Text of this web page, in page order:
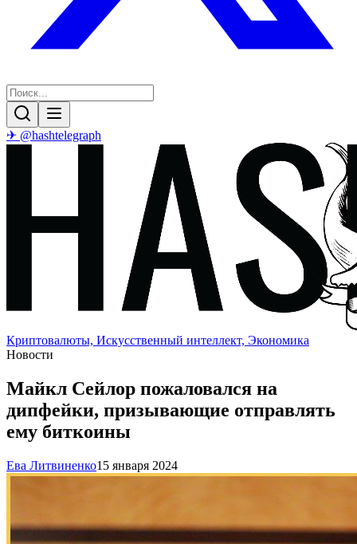
✈ @hashtelegraph
Криптовалюты, Искусственный интеллект, Экономика
Новости
Майкл Сейлор пожаловался на
дипфейки, призывающие отправлять
ему биткоины
Ева Литвиненко15 января 2024